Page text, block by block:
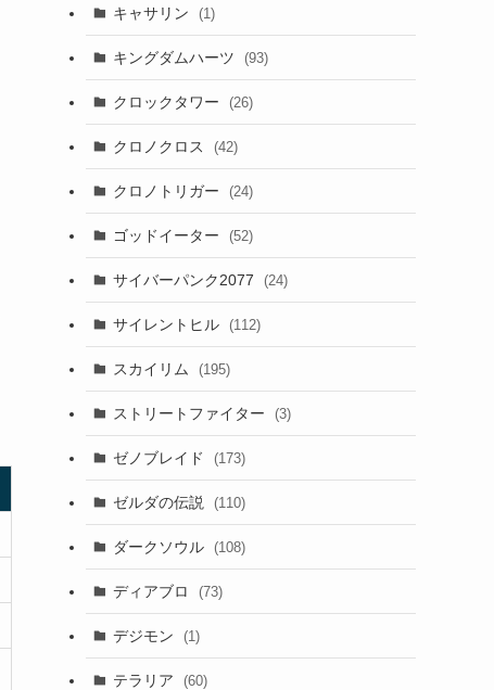
キャサリン (1)
キングダムハーツ (93)
クロックタワー (26)
クロノクロス (42)
クロノトリガー (24)
ゴッドイーター (52)
サイバーパンク2077 (24)
サイレントヒル (112)
スカイリム (195)
ストリートファイター (3)
ゼノブレイド (173)
ゼルダの伝説 (110)
ダークソウル (108)
ディアブロ (73)
デジモン (1)
テラリア (60)